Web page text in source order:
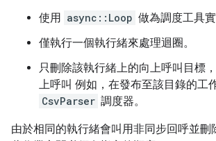
使用 async::Loop 做為調度工具實
僅執行一個執行緒來處理迴圈。
只刪除該執行緒上的向上呼叫目標
上呼叫 例如，在發布至該目錄的工
CsvParser 調度器。
由於相同的執行緒會叫用非同步回呼並刪